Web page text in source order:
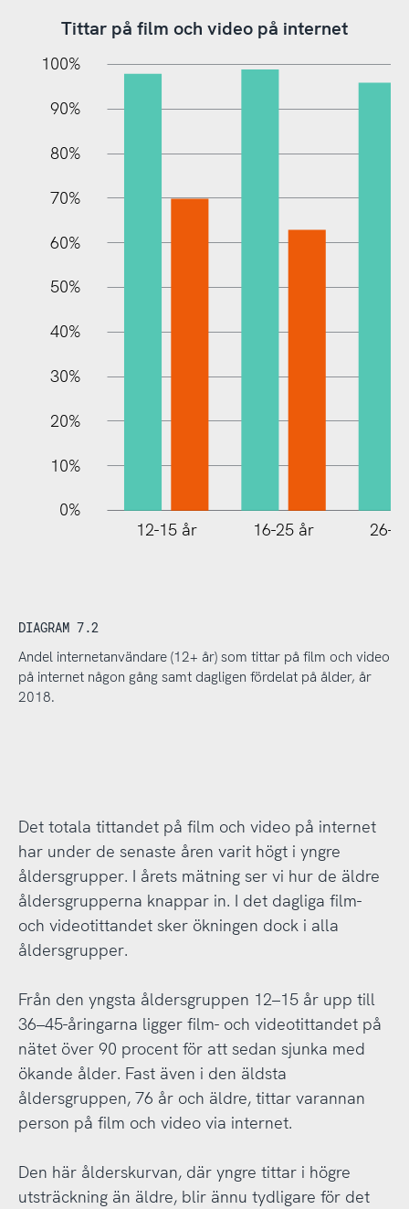
Tittar på film och video på internet
10%
100%
90%
80%
70%
60%
50%
40%
30%
20%
10%
0%
12-15 år 16-25 år 26-
DIAGRAM 7.2
Andel internetanvändare (12+ år) som tittar på film och video
på internet någon gång samt dagligen fördelat på ålder, år
2018.
Det totala tittandet på film och video på internet
har under de senaste åren varit högt i yngre
åldersgrupper. I årets mätning ser vi hur de äldre
åldersgrupperna knappar in. I det dagliga film-
och videotittandet sker ökningen dock i alla
åldersgrupper.
Från den yngsta åldersgruppen 12–15 år upp till
36–45-åringarna ligger film- och videotittandet på
nätet över 90 procent för att sedan sjunka med
ökande ålder. Fast även i den äldsta
åldersgruppen, 76 år och äldre, tittar varannan
person på film och video via internet.
Den här ålderskurvan, där yngre tittar i högre
utsträckning än äldre, blir ännu tydligare för det